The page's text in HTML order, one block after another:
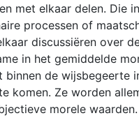
met elkaar delen. Die
processen of
discussiëren over
in het gemiddelde
de
Ze worden
morele